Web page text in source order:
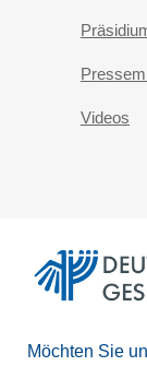
Videos
Möchten Sie